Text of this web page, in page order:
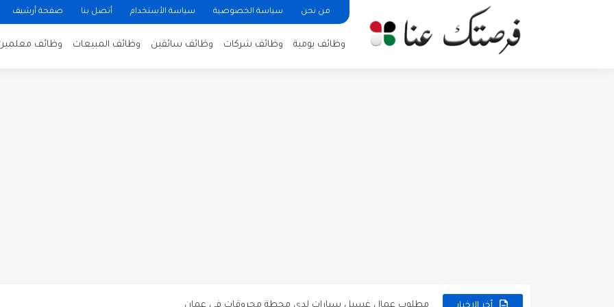
من نحن سياسة الخصوصية سياسة الأستخدام أتصل بنا صفحة أرشيف
وظائف يومية وظائف شركات وظائف سائقين وظائف المبيعات وظائف